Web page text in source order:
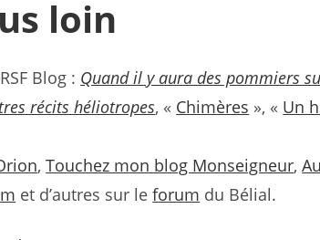
loin
Blog : Quand il y aura des pommiers
récits héliotropes, « Chimères », « Un
,Touchez mon blog Monseigneur,Au
et d’autres sur leforum du Bélial.